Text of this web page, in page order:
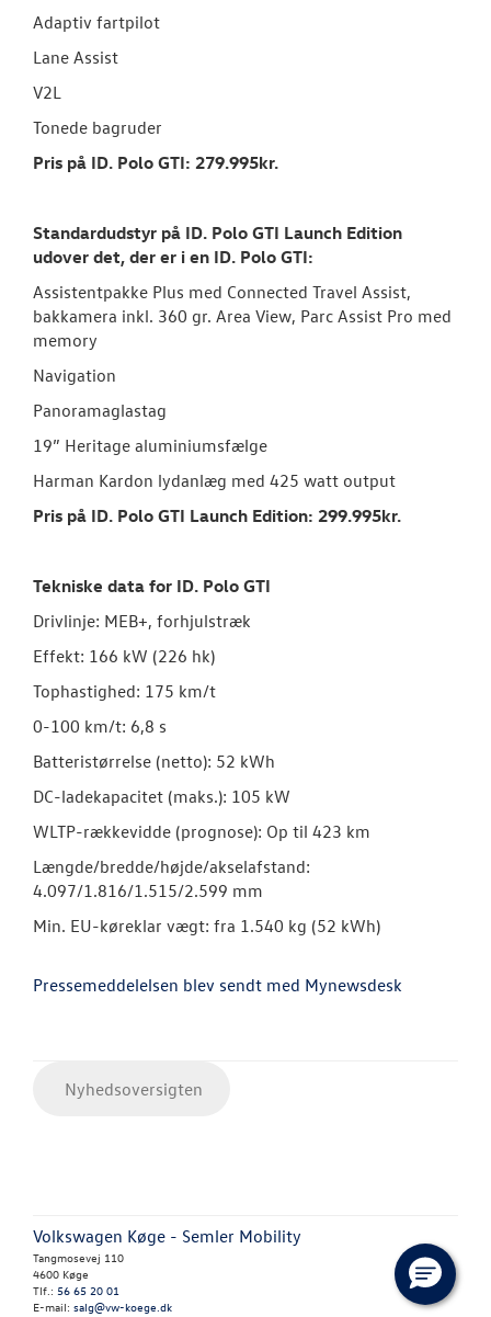
Adaptiv fartpilot
Lane Assist
V2L
Tonede bagruder
Pris på ID. Polo GTI: 279.995kr.
Standardudstyr på ID. Polo GTI Launch Edition
udover det, der er i en ID. Polo GTI:
Assistentpakke Plus med Connected Travel Assist,
bakkamera inkl. 360 gr. Area View, Parc Assist Pro med
memory
Navigation
Panoramaglastag
19” Heritage aluminiumsfælge
Harman Kardon lydanlæg med 425 watt output
Pris på ID. Polo GTI Launch Edition: 299.995kr.
Tekniske data for ID. Polo GTI
Drivlinje: MEB+, forhjulstræk
Effekt: 166 kW (226 hk)
Tophastighed: 175 km/t
0-100 km/t: 6,8 s
Batteristørrelse (netto): 52 kWh
DC-ladekapacitet (maks.): 105 kW
WLTP-rækkevidde (prognose): Op til 423 km
Længde/bredde/højde/akselafstand:
4.097/1.816/1.515/2.599 mm
Min. EU-køreklar vægt: fra 1.540 kg (52 kWh)
Pressemeddelelsen blev sendt med Mynewsdesk
Nyhedsoversigten
Volkswagen Køge - Semler Mobility
Tangmosevej 110
4600 Køge
Tlf.: 56 65 20 01
E-mail: salg@vw-koege.dk